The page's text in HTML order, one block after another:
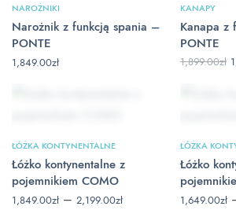
NAROŻNIKI
Narożnik z funkcją spania –
PONTE
1,849.00zł
KANAPY
Kanapa z
PONTE
1,899.00zł
ŁÓŻKA KONTYNENTALNE
Łóżko kontynentalne z
pojemnikiem COMO
1,849.00zł – 2,199.00złZakres
ŁÓŻKA
Łóżko
1,649.00zł